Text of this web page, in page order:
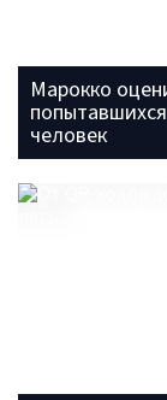
Марокко
человек